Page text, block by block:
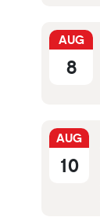
AUG
8
AUG
10